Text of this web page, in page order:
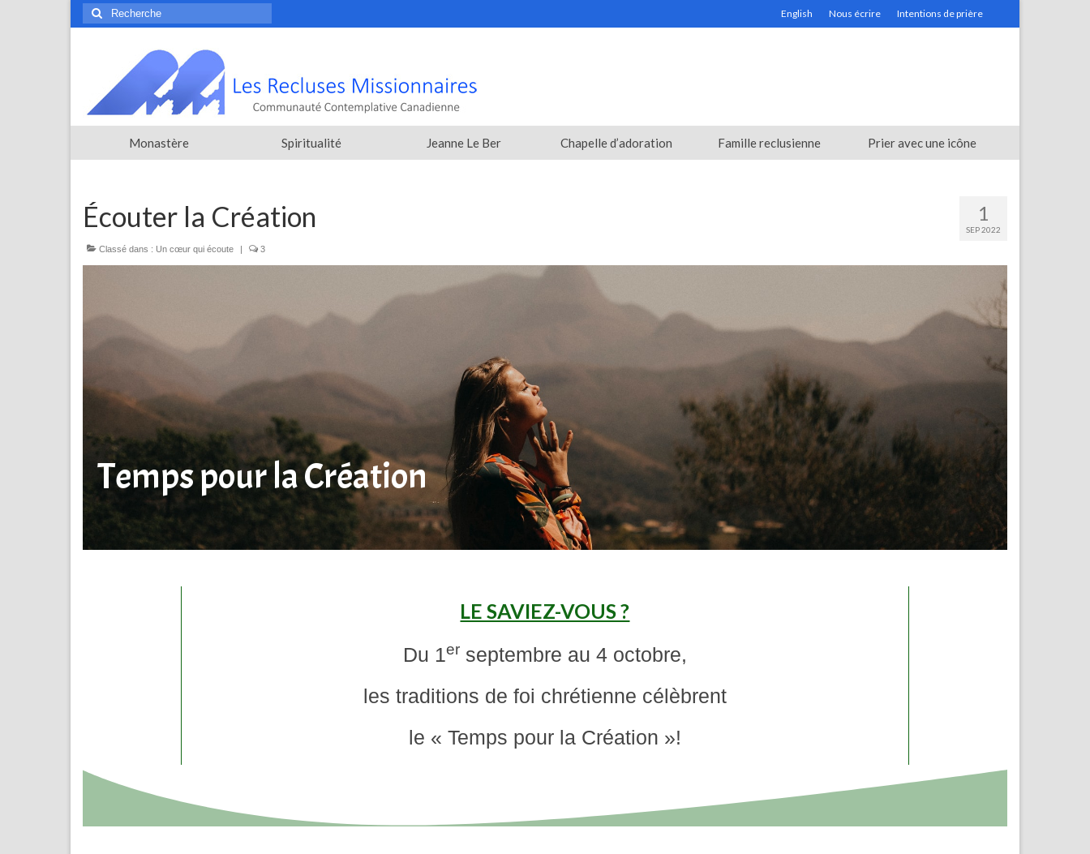
English Nous écrire Intentions de prière
Rechercher
:
Monastère Spiritualité Jeanne Le Ber Chapelle d’adoration Famille reclusienne Prier avec une icône
1
SEP 2022
Écouter la Création
Classé dans : Un cœur qui écoute | 3
Temps pour la Création
LE SAVIEZ-VOUS ?
Du 1erseptembre au 4 octobre,
les traditions de foi chrétienne célèbrent
le « Temps pour la Création »!